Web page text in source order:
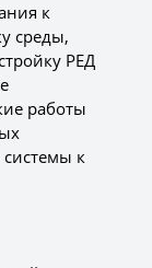
к
среды,
РЕД
работы
к